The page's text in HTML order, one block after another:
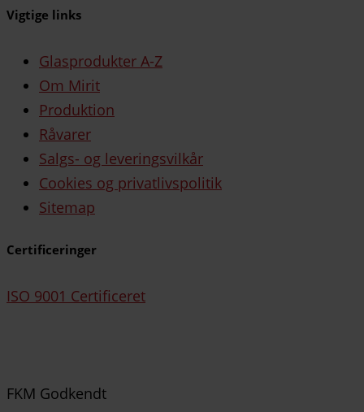
Vigtige links
Glasprodukter A-Z
Om Mirit
Produktion
Råvarer
Salgs- og leveringsvilkår
Cookies og privatlivspolitik
Sitemap
Certificeringer
ISO 9001 Certificeret
FKM Godkendt